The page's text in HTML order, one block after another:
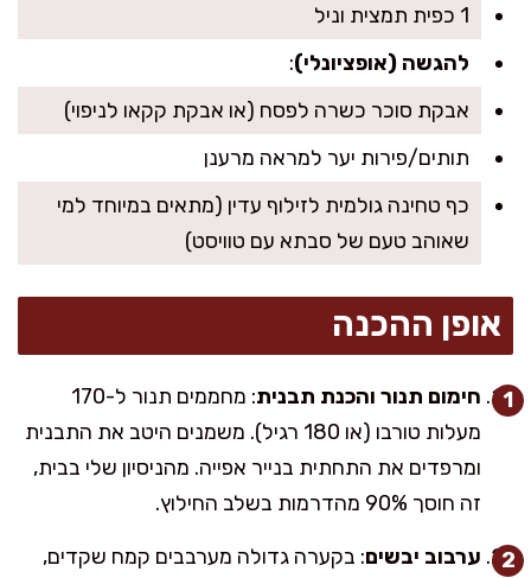
1 כפית תמצית וניל
להגשה (אופציונלי):
אבקת סוכר כשרה לפסח (או אבקת קקאו לניפוי)
תותים/פירות יער למראה מרענן
כף טחינה גולמית לזילוף עדין (מתאים במיוחד למי
שאוהב טעם של סבתא עם טוויסט)
אופן ההכנה
חימום תנור והכנת תבנית
: מחממים תנור ל-170
מעלות טורבו (או 180 רגיל). משמנים היטב את התבנית
ומרפדים את התחתית בנייר אפייה. מהניסיון שלי בבית,
זה חוסך 90% מהדרמות בשלב החילוץ.
ערבוב יבשים: בקערה גדולה מערבבים קמח שקדים,